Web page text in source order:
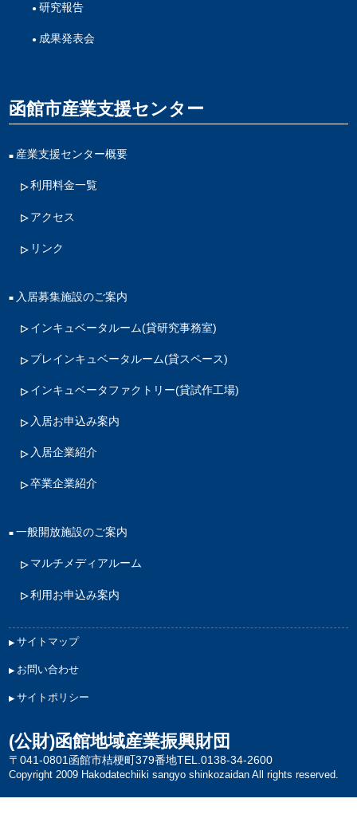
研究報告
成果発表会
函館市産業支援センター
産業支援センター概要
利用料金一覧
アクセス
リンク
入居募集施設のご案内
インキュベータルーム(貸研究事務室)
プレインキュベータルーム(貸スペース)
インキュベータファクトリー(貸試作工場)
入居お申込み案内
入居企業紹介
卒業企業紹介
一般開放施設のご案内
マルチメディアルーム
利用お申込み案内
サイトマップ
お問い合わせ
サイトポリシー
(公財)函館地域産業振興財団
〒041-0801函館市桔梗町379番地TEL.0138-34-2600
Copyright 2009 Hakodatechiiki sangyo shinkozaidan All rights reserved.